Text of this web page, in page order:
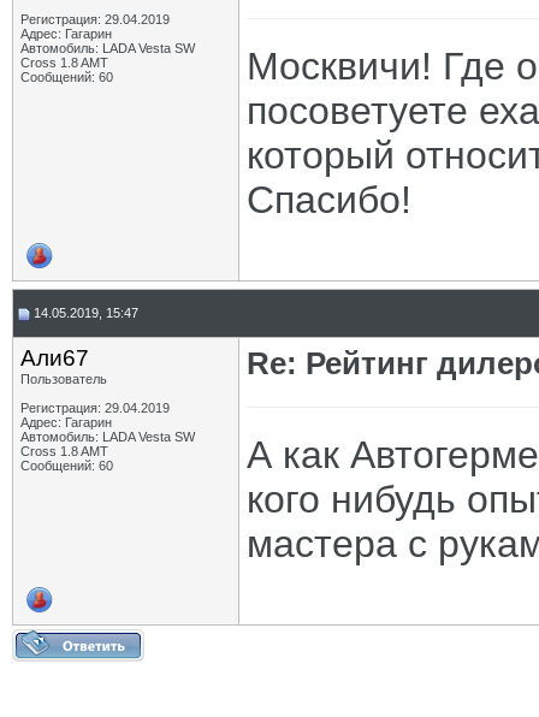
Регистрация: 29.04.2019
Адрес: Гагарин
Автомобиль: LADA Vesta SW
Cross 1.8 AMT
Сообщений: 60
Москвичи! Где
посоветуете
который
Спасибо!
14.05.2019, 15:47
Али67
Пользователь
Регистрация: 29.04.2019
Адрес: Гагарин
Автомобиль: LADA Vesta SW
Cross 1.8 AMT
Сообщений: 60
Re: Рейтинг
А как
кого нибудь
мастера с